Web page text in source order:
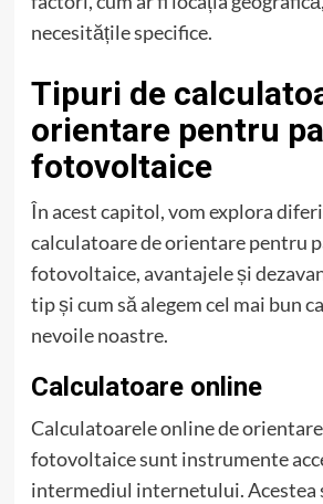
necesitățile specifice.
Tipuri de
orientare pentru
fotovoltaice
În acest capitol, vom explora
calculatoare de orientare pentru
fotovoltaice, avantajele și
tip și cum să alegem cel mai bun
nevoile noastre.
Calculatoare online
Calculatoarele online de
fotovoltaice sunt instrumente
intermediul internetului. Acestea